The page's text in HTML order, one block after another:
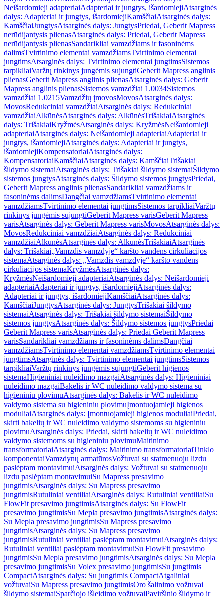
Neišardomieji adapteriaiAdapteriai ir jungtys, išardomiejiAtsarginės
dalys: Adapteriai ir jungtys, išardomiejiKamščiaiAtsarginės dalys:
KamščiaiJungtysAtsarginės dalys: JungtysPriedai, Geberit Mapress
nerūdijantysis plienasAtsarginės dalys: Priedai, Geberit Mapress
nerūdijantysis plienasSandarikliai vamzdžiams ir fasoninėms
dalimsTvirtinimo elementai vamzdžiamsTvirtinimo elementai
jungtimsAtsarginės dalys: Tvirtinimo elementai jungtimsSistemos
tarpikliaiVaržtų rinkinys jungėmis sujungtiGeberit Mapress anglinis
plienasGeberit Mapress anglinis plienasAtsarginės dalys: Geberit
Mapress anglinis plienasSistemos vamzdžiai 1.0034Sistemos
vamzdžiai 1.0215Vamzdžių įmovosMovosAtsarginės dalys:
MovosRedukciniai vamzdžiaiAtsarginės dalys: Redukciniai
vamzdžiaiAlkūnėsAtsarginės dalys: AlkūnėsTrišakiaiAtsarginės
dalys: TrišakiaiKryžmėsAtsarginės dalys: KryžmėsNeišardomieji
adapteriaiAtsarginės dalys: Neišardomieji adapteriaiAdapteriai ir
jungtys, išardomiejiAtsarginės dalys: Adapteriai ir jungtys,
išardomiejiKompensatoriaiAtsarginės dalys:
KompensatoriaiKamščiaiAtsarginės dalys: KamščiaiTrišakiai
šildymo sistemaiAtsarginės dalys: Trišakiai šildymo sistemaiŠildymo
sistemos jungtysAtsarginės dalys: Šildymo sistemos jungtysPriedai,
Geberit Mapress anglinis plienasSandarikliai vamzdžiams ir
fasoninėms dalimsDangčiai vamzdžiamsTvirtinimo elementai
vamzdžiamsTvirtinimo elementai jungtimsSistemos tarpikliaiVaržtų
rinkinys jungėmis sujungtiGeberit Mapress varisGeberit Mapress
varisAtsarginės dalys: Geberit Mapress varisMovosAtsarginės dalys:
MovosRedukciniai vamzdžiaiAtsarginės dalys: Redukciniai
vamzdžiaiAlkūnėsAtsarginės dalys: AlkūnėsTrišakiaiAtsarginės
dalys: Trišakiai„Vamzdis vamzdyje“ karšto vandens cirkuliacijos
sistemaAtsarginės dalys: „Vamzdis vamzdyje“ karšto vandens
cirkuliacijos sistemaKryžmėsAtsarginės dalys:
KryžmėsNeišardomieji adapteriaiAtsarginės dalys: Neišardomieji
adapteriaiAdapteriai ir jungtys, išardomiejiAtsarginės dalys:
Adapteriai ir jungtys, išardomiejiKamščiaiAtsarginės dalys:
KamščiaiJungtysAtsarginės dalys: JungtysTrišakiai šildymo
sistemaiAtsarginės dalys: Trišakiai šildymo sistemaiŠildymo
sistemos jungtysAtsarginės dalys: Šildymo sistemos jungtysPriedai
Geberit Mapress varisAtsarginės dalys: Priedai Geberit Mapress
varisSandarikliai vamzdžiams ir fasoninėms dalimsDangčiai
vamzdžiamsTvirtinimo elementai vamzdžiamsTvirtinimo elementai
jungtimsAtsarginės dalys: Tvirtinimo elementai jungtimsSistemos
tarpikliaiVaržtų rinkinys jungėmis sujungtiGeberit higienos
sistemaHigieniniai nuleidimo mazgaiAtsarginės dalys: Higieniniai
nuleidimo mazgaiBakelis ir WC nuleidimo valdymo sistema su
higieniniu plovimuAtsarginės dalys: Bakelis ir WC nuleidimo
valdymo sistema su higieniniu plovimuĮmontuojamieji higienos
moduliaiAtsarginės dalys: Įmontuojamieji higienos moduliaiPriedai,
skirti bakelių ir WC nuleidimo valdymo sistemoms su higieniniu
plovimuAtsarginės dalys: Priedai, skirti bakelių ir WC nuleidimo
valdymo sistemoms su higieniniu plovimuMaitinimo
transformatoriaiAtsarginės dalys: Maitinimo transformatoriaiTinklo
komponentaiVamzdynų armatūrosVožtuvai su statmenuoju lizdu
paslėptam montavimuiAtsarginės dalys: Vožtuvai su statmenuoju
lizdu paslėptam montavimuiSu Mapress presavimo
jungtimisAtsarginės dalys: Su Mapress presavimo
jungtimisRutuliniai ventiliaiAtsarginės dalys: Rutuliniai ventiliaiSu
FlowFit presavimo jungtimisAtsarginės dalys: Su FlowFit
presavimo jungtimisSu Mepla presavimo jungtimisAtsarginės dalys:
Su Mepla presavimo jungtimisSu Mapress presavimo
jungtimisAtsarginės dalys: Su Mapress presavimo
jungtimisRutuliniai ventiliai paslėptam montavimuiAtsarginės dalys:
Rutuliniai ventiliai paslėptam montavimuiSu FlowFit presavimo
jungtimisSu Mepla presavimo jungtimisAtsarginės dalys: Su Mepla
presavimo jungtimisSu Volex presavimo jungtimisSu jungtimis
CompactAtsarginės dalys: Su jungtimis CompactAtgaliniai
vožtuvaiSu Mapress presavimo jungtimisOro šalinimo vožtuvai
šildymo sistemaiSparčiojo išleidimo vožtuvaiPaviršinio šildymo ir